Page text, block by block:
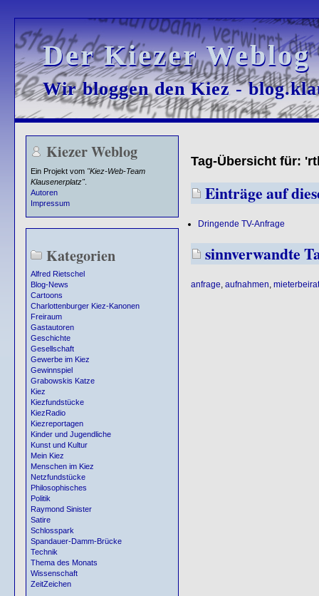
Der Kiezer
Der Kiezer
Wir bloggen den Kiez -
Wir bloggen den Kiez -
Kiezer Weblog
Ein Projekt vom "Kiez-Web-Team
Klausenerplatz".
Autoren
Impressum
Kategorien
Alfred Rietschel
Blog-News
Cartoons
Charlottenburger Kiez-Kanonen
Freiraum
Gastautoren
Geschichte
Gesellschaft
Gewerbe im Kiez
Gewinnspiel
Grabowskis Katze
Kiez
Kiezfundstücke
KiezRadio
Kiezreportagen
Kinder und Jugendliche
Kunst und Kultur
Mein Kiez
Menschen im Kiez
Netzfundstücke
Philosophisches
Politik
Raymond Sinister
Satire
Schlosspark
Spandauer-Damm-Brücke
Technik
Thema des Monats
Wissenschaft
ZeitZeichen
Tag-Übersicht für:
Einträge auf
Dringende TV-Anfrage
sinnverwandte
anfrage aufnahmen mieterbeirat